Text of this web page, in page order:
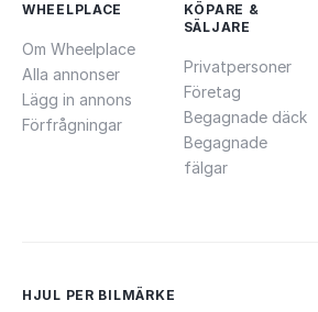
WHEELPLACE
Om Wheelplace
Alla annonser
Lägg in annons
Förfrågningar
KÖPARE &
SÄLJARE
Privatpersoner
Företag
Begagnade däck
Begagnade
fälgar
HJUL PER BILMÄRKE